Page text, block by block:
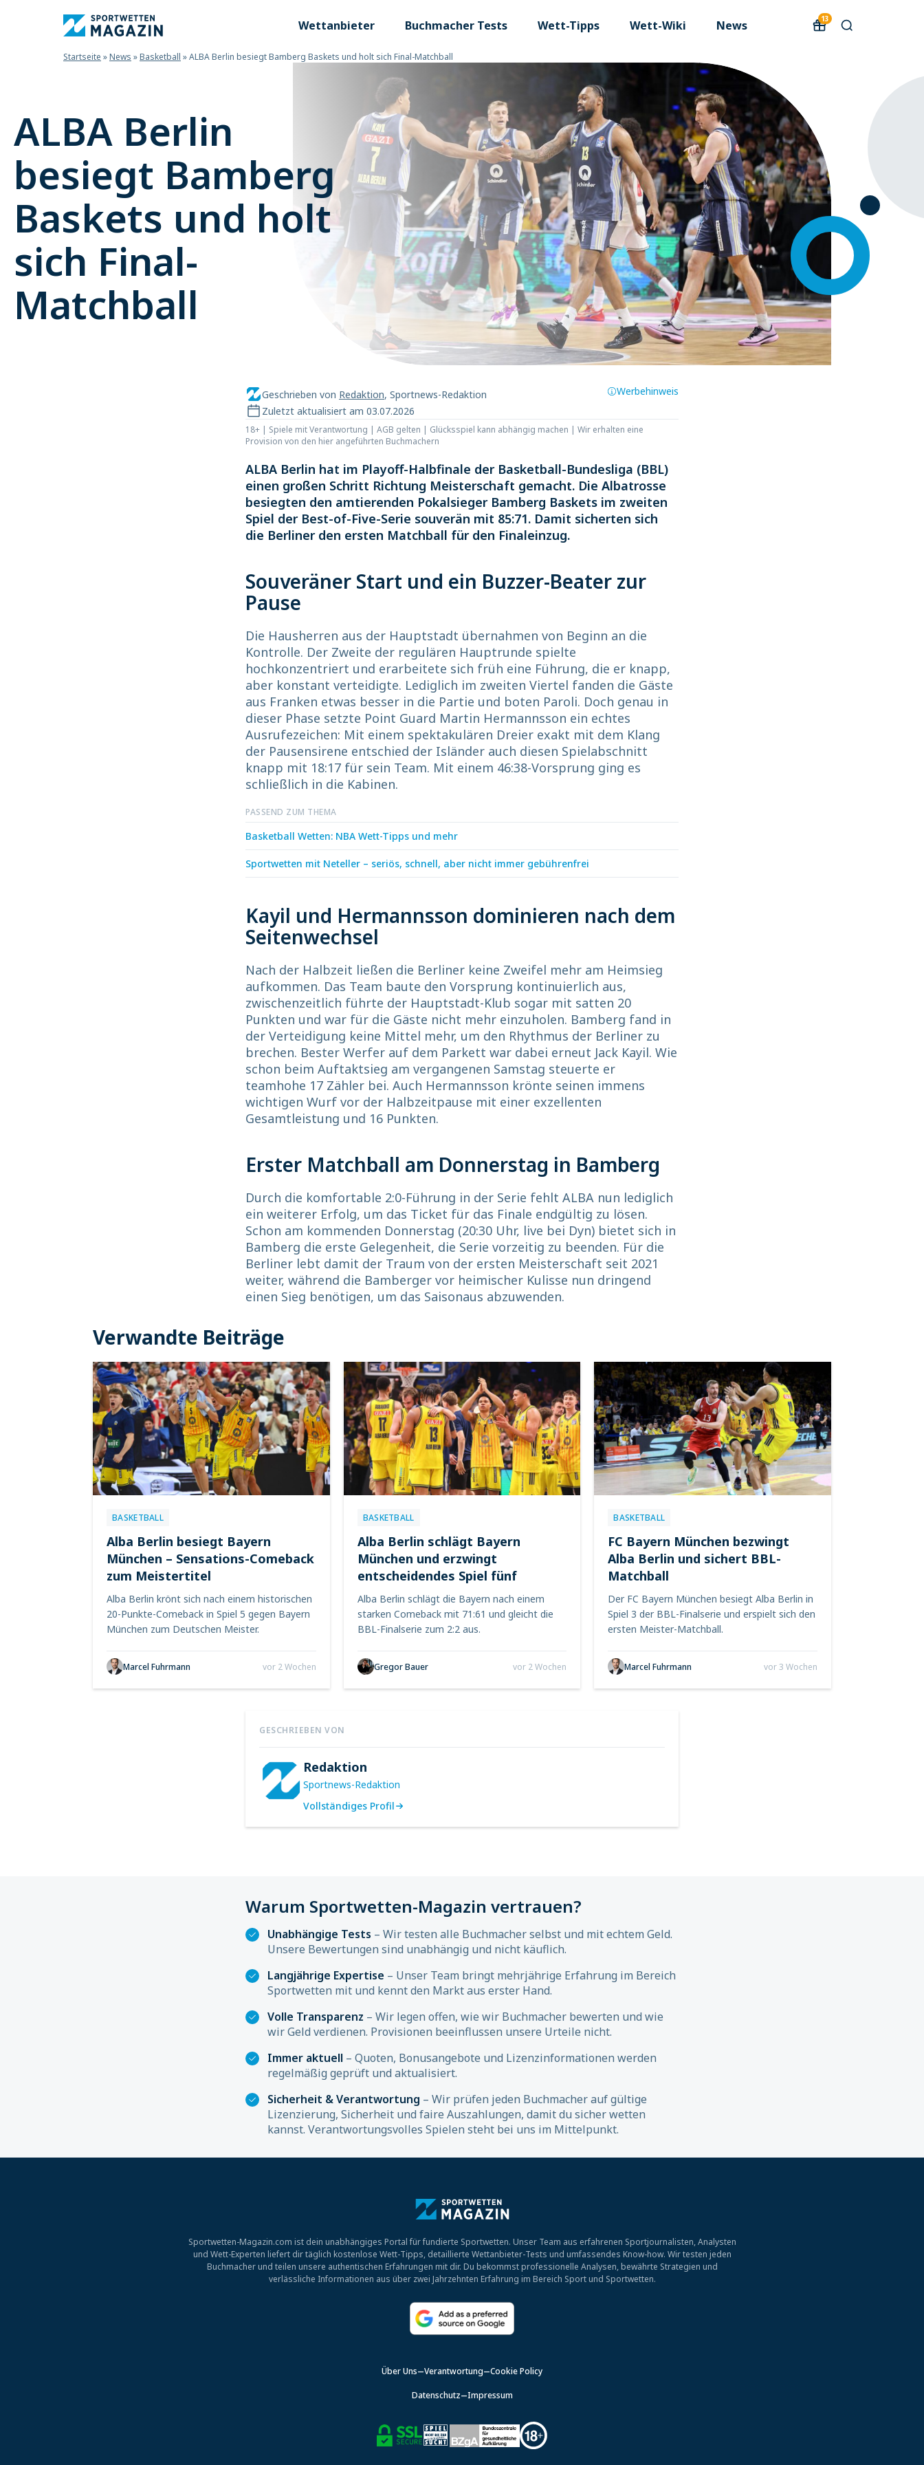
Wettanbieter Buchmacher Tests Wett-Tipps Wett-Wiki News 13
Startseite »News »Basketball »ALBA Berlin besiegt Bamberg Baskets und holt sich Final-Matchball
ALBA Berlin
besiegt Bamberg
Baskets und holt
sich Final-
Matchball
Geschrieben von Redaktion, Sportnews-Redaktion
Zuletzt aktualisiert am 03.07.2026
Werbehinweis
18+ | Spiele mit Verantwortung | AGB gelten | Glücksspiel kann abhängig machen | Wir erhalten eine
Provision von den hier angeführten Buchmachern
ALBA Berlin hat im Playoff-Halbfinale der Basketball-Bundesliga (BBL)
einen großen Schritt Richtung Meisterschaft gemacht. Die Albatrosse
besiegten den amtierenden Pokalsieger Bamberg Baskets im zweiten
Spiel der Best-of-Five-Serie souverän mit 85:71. Damit sicherten sich
die Berliner den ersten Matchball für den Finaleinzug.
Souveräner Start und ein Buzzer-Beater zur
Pause
Die Hausherren aus der Hauptstadt übernahmen von Beginn an die
Kontrolle. Der Zweite der regulären Hauptrunde spielte
hochkonzentriert und erarbeitete sich früh eine Führung, die er knapp,
aber konstant verteidigte. Lediglich im zweiten Viertel fanden die Gäste
aus Franken etwas besser in die Partie und boten Paroli. Doch genau in
dieser Phase setzte Point Guard Martin Hermannsson ein echtes
Ausrufezeichen: Mit einem spektakulären Dreier exakt mit dem Klang
der Pausensirene entschied der Isländer auch diesen Spielabschnitt
knapp mit 18:17 für sein Team. Mit einem 46:38-Vorsprung ging es
schließlich in die Kabinen.
PASSEND ZUM THEMA
Basketball Wetten: NBA Wett-Tipps und mehr
Sportwetten mit Neteller – seriös, schnell, aber nicht immer gebührenfrei
Kayil und Hermannsson dominieren nach dem
Seitenwechsel
Nach der Halbzeit ließen die Berliner keine Zweifel mehr am Heimsieg
aufkommen. Das Team baute den Vorsprung kontinuierlich aus,
zwischenzeitlich führte der Hauptstadt-Klub sogar mit satten 20
Punkten und war für die Gäste nicht mehr einzuholen. Bamberg fand in
der Verteidigung keine Mittel mehr, um den Rhythmus der Berliner zu
brechen. Bester Werfer auf dem Parkett war dabei erneut Jack Kayil. Wie
schon beim Auftaktsieg am vergangenen Samstag steuerte er
teamhohe 17 Zähler bei. Auch Hermannsson krönte seinen immens
wichtigen Wurf vor der Halbzeitpause mit einer exzellenten
Gesamtleistung und 16 Punkten.
Erster Matchball am Donnerstag in Bamberg
Durch die komfortable 2:0-Führung in der Serie fehlt ALBA nun lediglich
ein weiterer Erfolg, um das Ticket für das Finale endgültig zu lösen.
Schon am kommenden Donnerstag (20:30 Uhr, live bei Dyn) bietet sich in
Bamberg die erste Gelegenheit, die Serie vorzeitig zu beenden. Für die
Berliner lebt damit der Traum von der ersten Meisterschaft seit 2021
weiter, während die Bamberger vor heimischer Kulisse nun dringend
einen Sieg benötigen, um das Saisonaus abzuwenden.
Verwandte Beiträge
BASKETBALL
Alba Berlin besiegt Bayern
München – Sensations-Comeback
zum Meistertitel
Alba Berlin krönt sich nach einem historischen
20-Punkte-Comeback in Spiel 5 gegen Bayern
München zum Deutschen Meister.
Marcel Fuhrmann vor 2 Wochen
BASKETBALL
Alba Berlin schlägt Bayern
München und erzwingt
entscheidendes Spiel fünf
Alba Berlin schlägt die Bayern nach einem
starken Comeback mit 71:61 und gleicht die
BBL-Finalserie zum 2:2 aus.
Gregor Bauer vor 2 Wochen
BASKETBALL
FC Bayern München bezwingt
Alba Berlin und sichert BBL-
Matchball
Der FC Bayern München besiegt Alba Berlin in
Spiel 3 der BBL-Finalserie und erspielt sich den
ersten Meister-Matchball.
Marcel Fuhrmann vor 3 Wochen
GESCHRIEBEN VON
Redaktion
Sportnews-Redaktion
Vollständiges Profil
Warum Sportwetten-Magazin vertrauen?
Unabhängige Tests – Wir testen alle Buchmacher selbst und mit echtem Geld.
Unsere Bewertungen sind unabhängig und nicht käuflich.
Langjährige Expertise – Unser Team bringt mehrjährige Erfahrung im Bereich
Sportwetten mit und kennt den Markt aus erster Hand.
Volle Transparenz – Wir legen offen, wie wir Buchmacher bewerten und wie
wir Geld verdienen. Provisionen beeinflussen unsere Urteile nicht.
Immer aktuell – Quoten, Bonusangebote und Lizenzinformationen werden
regelmäßig geprüft und aktualisiert.
Sicherheit & Verantwortung – Wir prüfen jeden Buchmacher auf gültige
Lizenzierung, Sicherheit und faire Auszahlungen, damit du sicher wetten
kannst. Verantwortungsvolles Spielen steht bei uns im Mittelpunkt.
Sportwetten-Magazin.com ist dein unabhängiges Portal für fundierte Sportwetten. Unser Team aus erfahrenen Sportjournalisten, Analysten
und Wett-Experten liefert dir täglich kostenlose Wett-Tipps, detaillierte Wettanbieter-Tests und umfassendes Know-how. Wir testen jeden
Buchmacher und teilen unsere authentischen Erfahrungen mit dir. Du bekommst professionelle Analysen, bewährte Strategien und
verlässliche Informationen aus über zwei Jahrzehnten Erfahrung im Bereich Sport und Sportwetten.
Über Uns Verantwortung Cookie Policy
Datenschutz Impressum